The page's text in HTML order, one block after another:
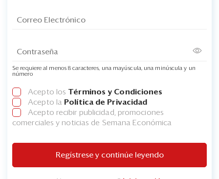
Se requiere al menos 8 caracteres, una mayúscula, una minúscula y un
número
Acepto los Términos y Condiciones
Acepto la Política de Privacidad
Acepto recibir publicidad, promociones
comerciales y noticias de Semana Económica
Regístrese y continúe leyendo